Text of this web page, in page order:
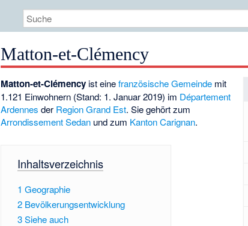
Matton-et-Clémency
Matton-et-Clémency ist einefranzösische Gemeinde mit
1.121 Einwohnern (Stand: 1. Januar 2019) im Département
Ardennes der Region Grand Est. Sie gehört zum
Arrondissement Sedan und zum Kanton Carignan.
Inhaltsverzeichnis
1 Geographie
2 Bevölkerungsentwicklung
3Siehe auch